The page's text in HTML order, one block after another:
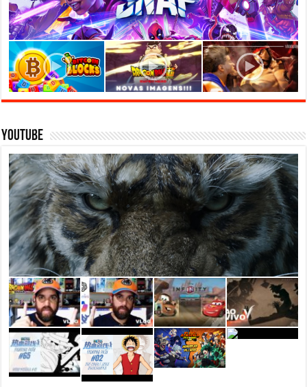
Youtube